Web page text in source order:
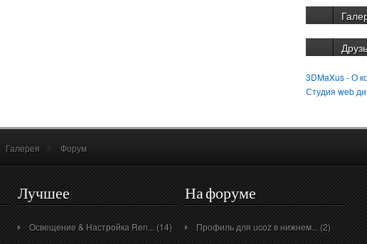
3DMaXus - О
Студия web
Галерея Форум
Лучшее
Освещение & Настройка Ren... (14)
На форуме
Профиль для ucoz в нижнем... (2)